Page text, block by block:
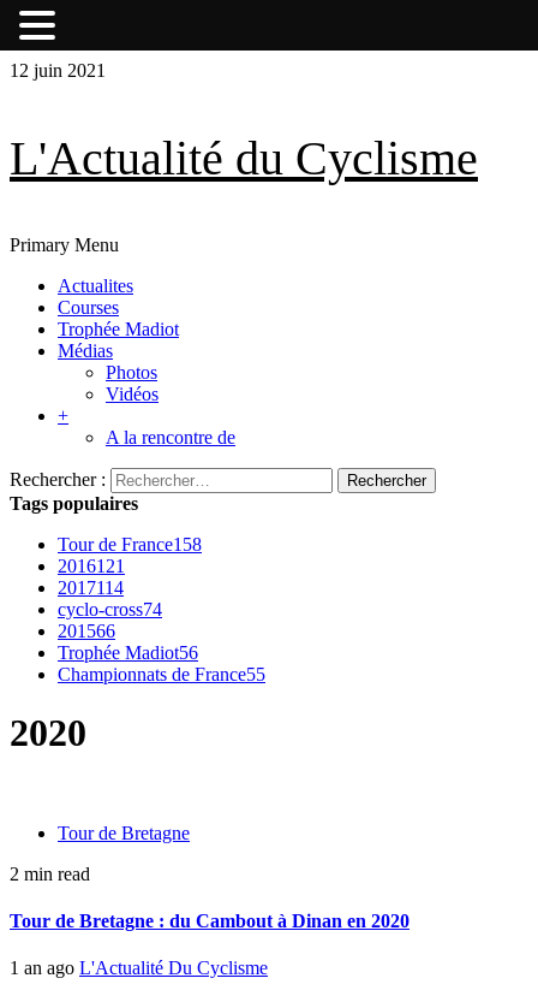
Skip
Skip
12 juin 2021
L'Actualité du Cyclisme
Primary Menu
Actualites
Courses
Trophée Madiot
Médias
Photos
Vidéos
+
A la rencontre de
Rechercher :
Tags populaires
Tour de France158
2016121
2017114
cyclo-cross74
201566
Trophée Madiot56
Championnats de France55
2020
Tour de Bretagne
2 min read
Tour de Bretagne : du Cambout à Dinan en 2020
1 an ago L'Actualité Du Cyclisme